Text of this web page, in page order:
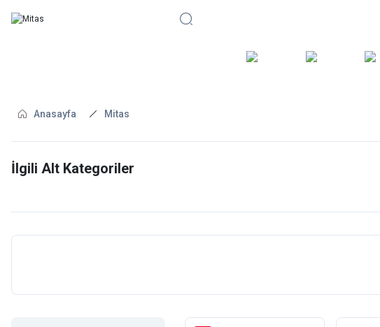
BİSİKLET
Anasayfa Mitas
İlgili Alt Kategoriler